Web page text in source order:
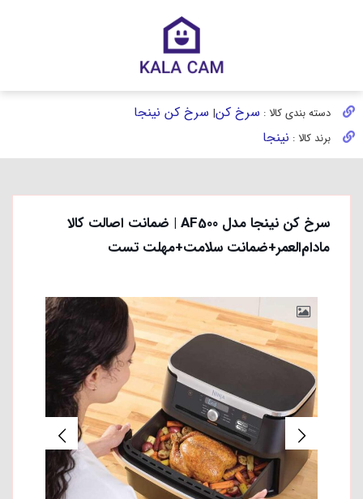
دسته بندی کالا : سرخ کن| سرخ کن نینجا
برند کالا : نینجا
سرخ کن نینجا مدل AF500 | ضمانت اصالت کالا
مادام‌العمر+ضمانت سلامت+مهلت تست